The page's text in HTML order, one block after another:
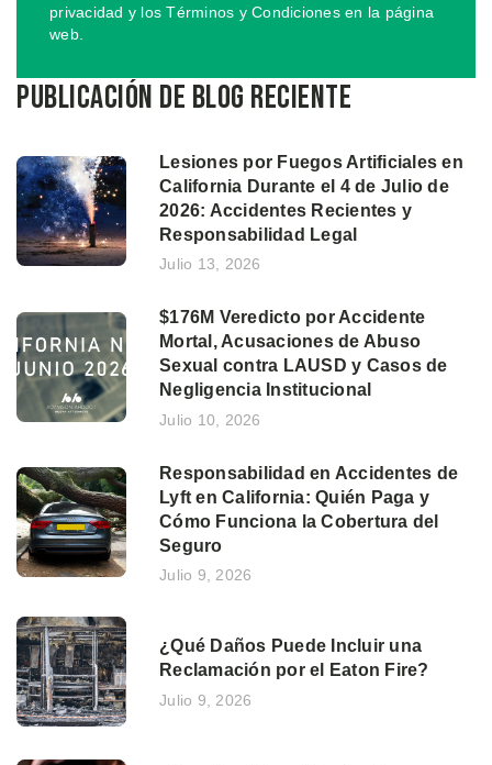
privacidad y los Términos y Condiciones en la página
web.
Publicación de blog reciente
Lesiones por Fuegos Artificiales en
California Durante el 4 de Julio de
2026: Accidentes Recientes y
Responsabilidad Legal
Julio 13, 2026
$176M Veredicto por Accidente
Mortal, Acusaciones de Abuso
Sexual contra LAUSD y Casos de
Negligencia Institucional
Julio 10, 2026
Responsabilidad en Accidentes de
Lyft en California: Quién Paga y
Cómo Funciona la Cobertura del
Seguro
Julio 9, 2026
¿Qué Daños Puede Incluir una
Reclamación por el Eaton Fire?
Julio 9, 2026